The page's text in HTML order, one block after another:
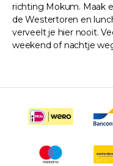
richting Mokum. Maak
de Westertoren en
verveelt je hier nooit.
weekend of nachtje